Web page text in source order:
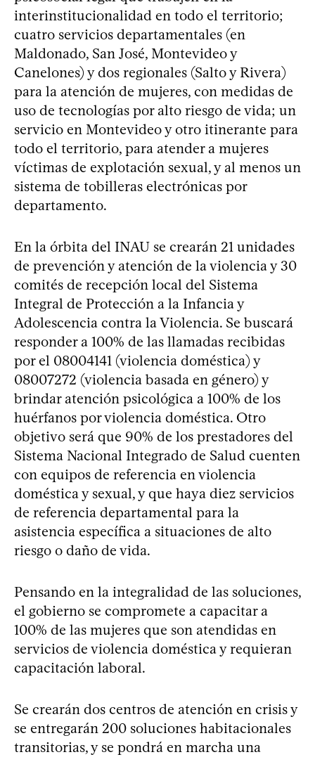
interinstitucionalidad en todo el territorio;
cuatro servicios departamentales (en
Maldonado, San José, Montevideo y
Canelones) y dos regionales (Salto y Rivera)
para la atención de mujeres, con medidas de
uso de tecnologías por alto riesgo de vida; un
servicio en Montevideo y otro itinerante para
todo el territorio, para atender a mujeres
víctimas de explotación sexual, y al menos un
sistema de tobilleras electrónicas por
departamento.
En la órbita del INAU se crearán 21 unidades
de prevención y atención de la violencia y 30
comités de recepción local del Sistema
Integral de Protección a la Infancia y
Adolescencia contra la Violencia. Se buscará
responder a 100% de las llamadas recibidas
por el 08004141 (violencia doméstica) y
08007272 (violencia basada en género) y
brindar atención psicológica a 100% de los
huérfanos por violencia doméstica. Otro
objetivo será que 90% de los prestadores del
Sistema Nacional Integrado de Salud cuenten
con equipos de referencia en violencia
doméstica y sexual, y que haya diez servicios
de referencia departamental para la
asistencia específica a situaciones de alto
riesgo o daño de vida.
Pensando en la integralidad de las soluciones,
el gobierno se compromete a capacitar a
100% de las mujeres que son atendidas en
servicios de violencia doméstica y requieran
capacitación laboral.
Se crearán dos centros de atención en crisis y
se entregarán 200 soluciones habitacionales
transitorias, y se pondrá en marcha una